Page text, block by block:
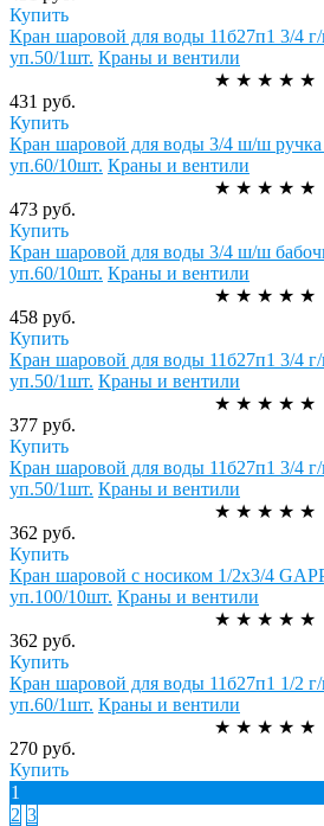
Купить
Кран шаровой для воды 11б27п1 3/4
уп.50/1шт. Краны и вентили
★ ★ ★ ★ ★
431 руб.
Купить
Кран шаровой для воды 3/4 ш/ш
уп.60/10шт. Краны и вентили
★ ★ ★ ★ ★
473 руб.
Купить
Кран шаровой для воды 3/4 ш/ш
уп.60/10шт. Краны и вентили
★ ★ ★ ★ ★
458 руб.
Купить
Кран шаровой для воды 11б27п1 3/4
уп.50/1шт. Краны и вентили
★ ★ ★ ★ ★
377 руб.
Купить
Кран шаровой для воды 11б27п1 3/4
уп.50/1шт. Краны и вентили
★ ★ ★ ★ ★
362 руб.
Купить
Кран шаровой с носиком 1/2х3/4
уп.100/10шт. Краны и вентили
★ ★ ★ ★ ★
362 руб.
Купить
Кран шаровой для воды 11б27п1 1/2
уп.60/1шт. Краны и вентили
★ ★ ★ ★ ★
270 руб.
Купить
1
2 3